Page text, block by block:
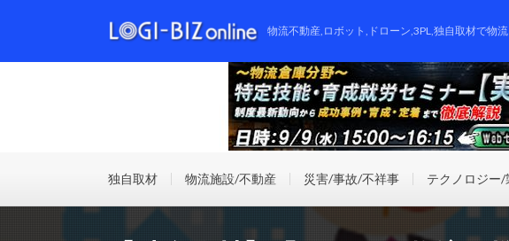
物流不動産,ロボット,ドローン,3PL,独自取材で物
独自取材 物流施設/不動産 災害/事故/不祥事 テクノロジー/